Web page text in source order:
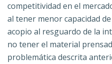
competitividad en el
al tener menor capacidad de
acopio al resguardo de la
no tener el material
problemática descrita